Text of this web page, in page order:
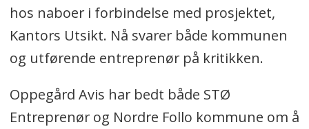
hos naboer i forbindelse med prosjektet,
Kantors Utsikt. Nå svarer både kommunen
og utførende entreprenør på kritikken.
Oppegård Avis har bedt både STØ
Entreprenør og Nordre Follo kommune om å